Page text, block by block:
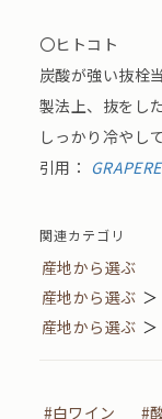
〇ヒトコト
炭酸が強い抜栓
製法上、抜をし
しっかり冷やし
引用：
関連カテゴリ
産地から選ぶ
産地から選ぶ ＞
産地から選ぶ ＞
#白ワイン #